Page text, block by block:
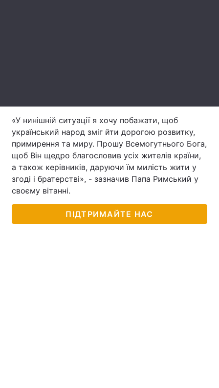
Цікавинки Погода
Екологія Регіони
Лонгріди
Відео з Youtube
Думки
«У нинішній ситуації я хочу побажати, щоб
український народ зміг йти дорогою розвитку,
примирення та миру. Прошу Всемогутнього Бога,
щоб Він щедро благословив усіх жителів країни,
а також керівників, даруючи їм милість жити у
згоді і братерстві», - зазначив Папа Римський у
своєму вітанні.
ПІДТРИМАЙТЕ НАС